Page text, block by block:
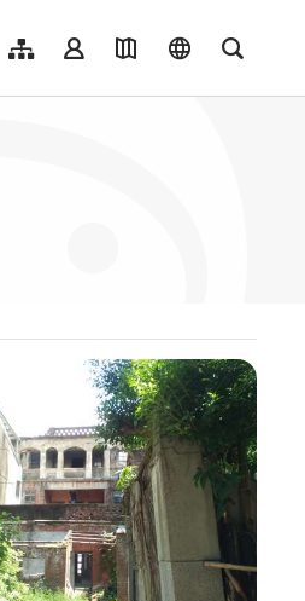
網站導覽會員登入地圖導覽language
Người việt nam
全文檢